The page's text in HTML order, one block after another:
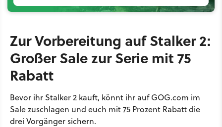
Zur Vorbereitung auf Stalker 2:
Großer Sale zur Serie mit 75
Rabatt
Bevor ihr Stalker 2 kauft, könnt ihr auf GOG.com im
Sale zuschlagen und euch mit 75 Prozent Rabatt die
drei Vorgänger sichern.